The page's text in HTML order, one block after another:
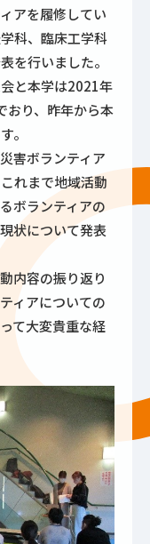
アを履修してい
科、臨床工学科
を行いました。
と本学は2021年
おり、昨年から本
。
害ボランティア
れまで地域活動
ボランティアの
状について発表
内容の振り返り
ィアについての
て大変貴重な経